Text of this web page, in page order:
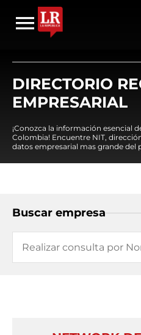
DIRECTORIO
EMPRESARIAL
¡Conozca la información esencial
Colombia! Encuentre NIT,
datos empresarial mas grande del
Buscar empresa